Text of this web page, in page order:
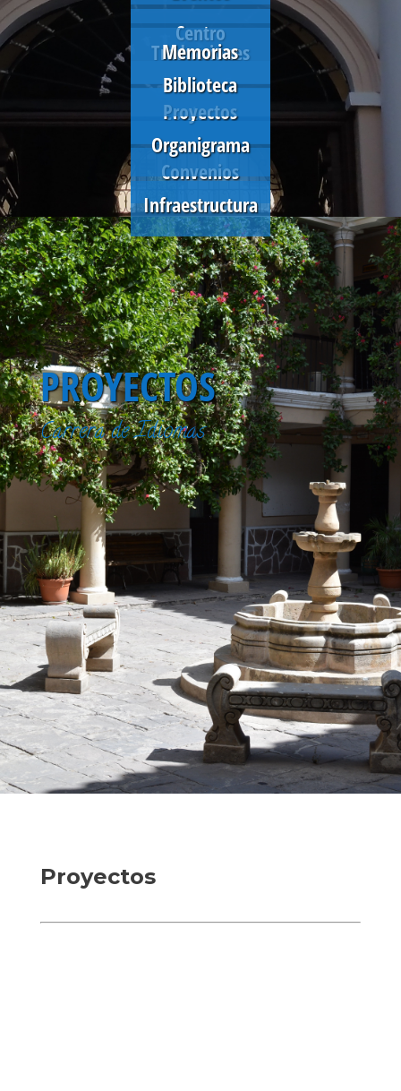
Centro
Traducciones
Contactos
Memorias
Proyectos
Convenios
Biblioteca
Organigrama
Infraestructura
PROYECTOS
Carrera de Idiomas
Proyectos